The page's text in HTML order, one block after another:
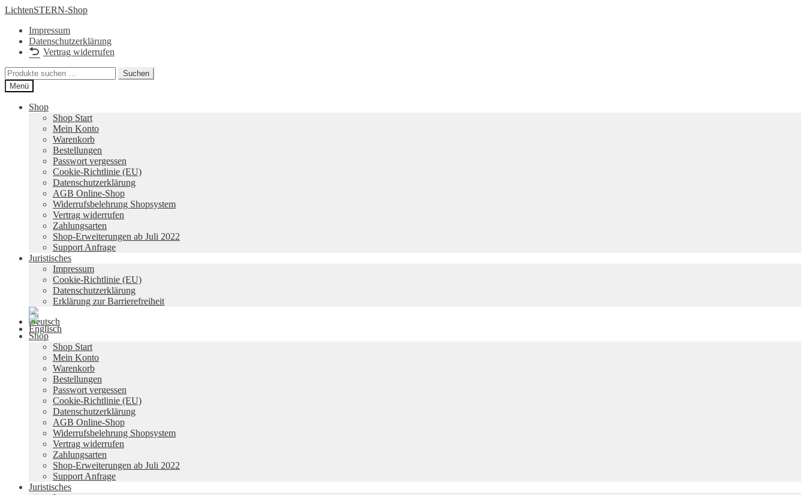
Zur
springen
Zum
springen
LichtenSTERN-Shop
Impressum
Datenschutzerklärung
Vertrag widerrufen
Suchen
nach:
Suchen
Menü
Shop
Shop Start
Mein Konto
Warenkorb
Bestellungen
Passwort vergessen
Cookie-Richtlinie (EU)
Datenschutzerklärung
AGB Online-Shop
Widerrufsbelehrung Shopsystem
Vertrag widerrufen
Zahlungsarten
Shop-Erweiterungen ab Juli 2022
Support Anfrage
Juristisches
Impressum
Cookie-Richtlinie (EU)
Datenschutzerklärung
Erklärung zur Barrierefreiheit
Shop
Shop Start
Mein Konto
Warenkorb
Bestellungen
Passwort vergessen
Cookie-Richtlinie (EU)
Datenschutzerklärung
AGB Online-Shop
Widerrufsbelehrung Shopsystem
Vertrag widerrufen
Zahlungsarten
Shop-Erweiterungen ab Juli 2022
Support Anfrage
Juristisches